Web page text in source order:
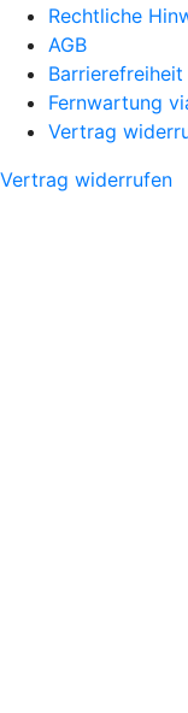
Rechtliche
AGB
Barrierefreiheit
Fernwartung
Vertrag
Vertrag widerrufen